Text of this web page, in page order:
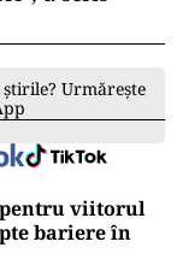
Urmărește
viitorul
bariere în